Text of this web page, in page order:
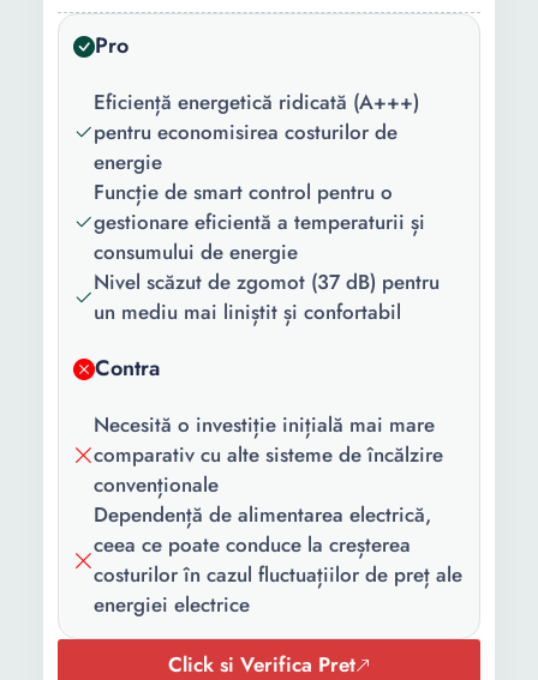
montare:
Preparare apa
calda:
Cu boiler integrat
Tiraj evacuare
gaze arse:
Natural
Putere utila
maxima
incalzire:
8 kW
Functii:
Kit evacuare
gaze arse:
Nu
Numar
schimbatoare
caldura:
1
Nivel zgomot:
37 dB
Pro
Eficiență energetică ridicată (A+++)
pentru economisirea costurilor de
energie
Funcție de smart control pentru o
gestionare eficientă a temperaturii și
consumului de energie
Nivel scăzut de zgomot (37 dB) pentru
un mediu mai liniștit și confortabil
Contra
Necesită o investiție inițială mai mare
comparativ cu alte sisteme de încălzire
convenționale
Dependență de alimentarea electrică,
ceea ce poate conduce la creșterea
costurilor în cazul fluctuațiilor de preț ale
energiei electrice
Click si Verifica Pret